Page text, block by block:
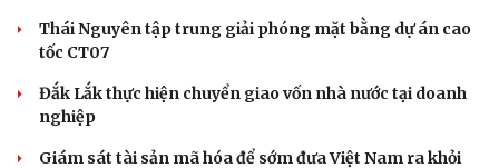
Thái Nguyên tập trung giải phóng mặt bằng dự án cao
tốc CT07
Đắk Lắk thực hiện chuyển giao vốn nhà nước tại doanh
nghiệp
Giám sát tài sản mã hóa để sớm đưa Việt Nam ra khỏi